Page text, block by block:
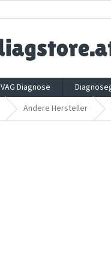
VAG Diagnose
Andere Hersteller